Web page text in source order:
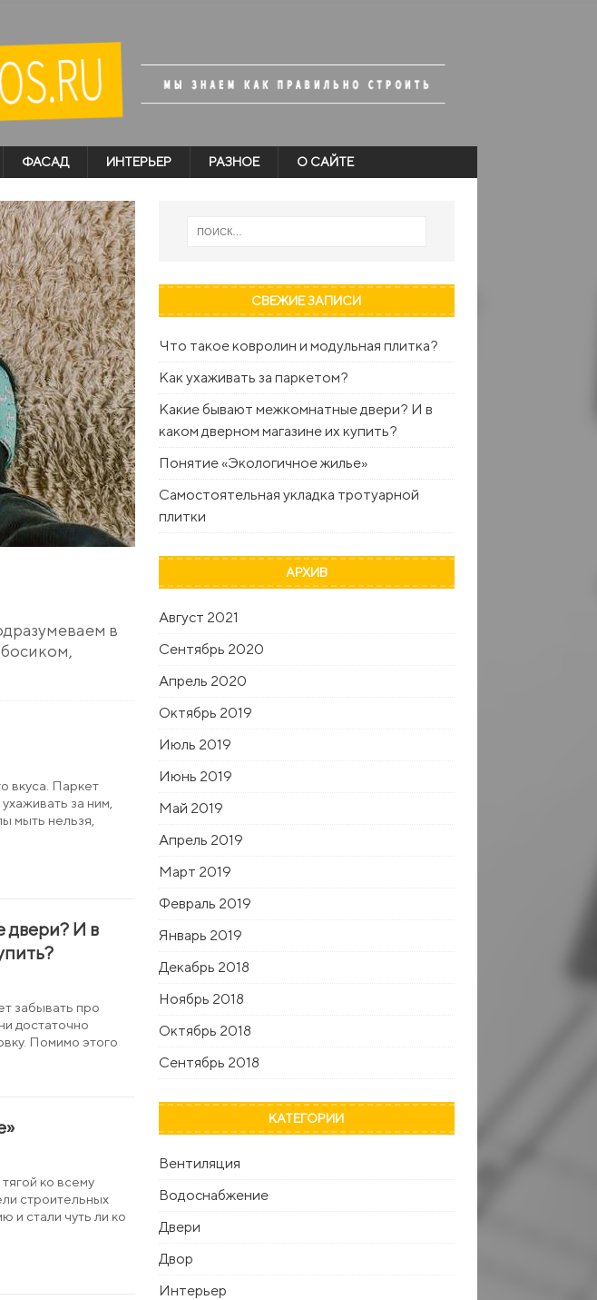
ФАСАД ИНТЕРЬЕР РАЗНОЕ О САЙТЕ
в
вкуса. Паркет
за ним,
мыть нельзя,
двери? И в
забывать про
достаточно
Помимо этого
ко всему
строительных
и стали чуть ли ко
СВЕЖИЕ ЗАПИСИ
Что такое ковролин и модульная плитка?
Как ухаживать за паркетом?
Какие бывают межкомнатные двери? И в
каком дверном магазине их купить?
Понятие «Экологичное жилье»
Самостоятельная укладка тротуарной
плитки
АРХИВ
Август 2021
Сентябрь 2020
Апрель 2020
Октябрь 2019
Июль 2019
Июнь 2019
Май 2019
Апрель 2019
Март 2019
Февраль 2019
Январь 2019
Декабрь 2018
Ноябрь 2018
Октябрь 2018
Сентябрь 2018
КАТЕГОРИИ
Вентиляция
Водоснабжение
Двери
Двор
Интерьер